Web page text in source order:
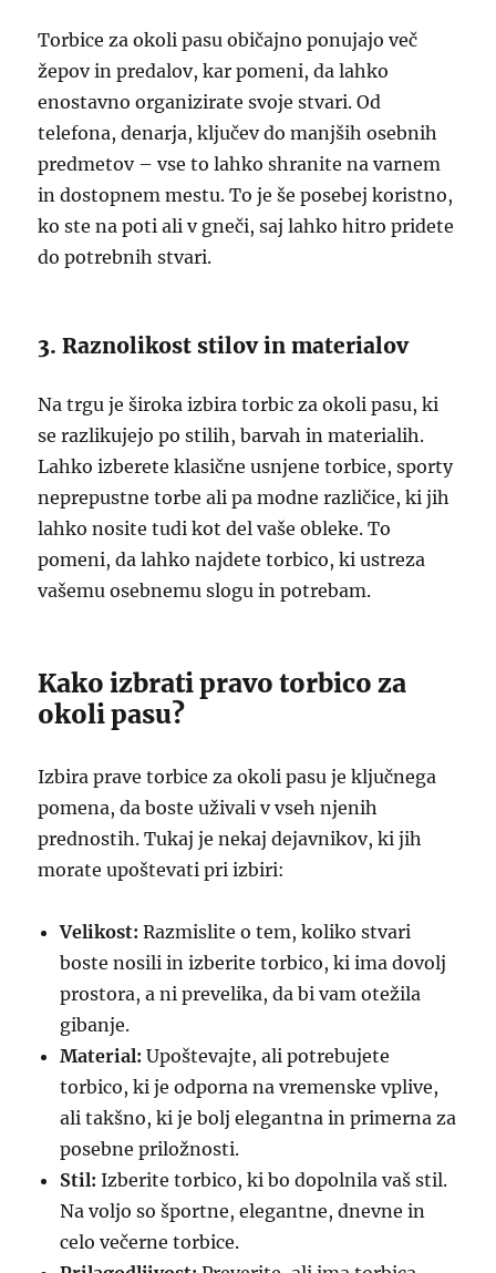
Torbice za okoli pasu običajno ponujajo več
žepov in predalov, kar pomeni, da lahko
enostavno organizirate svoje stvari. Od
telefona, denarja, ključev do manjših osebnih
predmetov – vse to lahko shranite na varnem
in dostopnem mestu. To je še posebej koristno,
ko ste na poti ali v gneči, saj lahko hitro pridete
do potrebnih stvari.
3. Raznolikost stilov in materialov
Na trgu je široka izbira torbic za okoli pasu, ki
se razlikujejo po stilih, barvah in materialih.
Lahko izberete klasične usnjene torbice, sporty
neprepustne torbe ali pa modne različice, ki jih
lahko nosite tudi kot del vaše obleke. To
pomeni, da lahko najdete torbico, ki ustreza
vašemu osebnemu slogu in potrebam.
Kako izbrati pravo torbico za
okoli pasu?
Izbira prave torbice za okoli pasu je ključnega
pomena, da boste uživali v vseh njenih
prednostih. Tukaj je nekaj dejavnikov, ki jih
morate upoštevati pri izbiri:
Velikost: Razmislite o tem, koliko stvari
boste nosili in izberite torbico, ki ima dovolj
prostora, a ni prevelika, da bi vam otežila
gibanje.
Material: Upoštevajte, ali potrebujete
torbico, ki je odporna na vremenske vplive,
ali takšno, ki je bolj elegantna in primerna za
posebne priložnosti.
Stil: Izberite torbico, ki bo dopolnila vaš stil.
Na voljo so športne, elegantne, dnevne in
celo večerne torbice.